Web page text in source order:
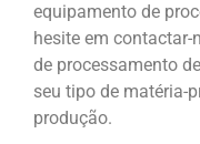
equipamento de
hesite em
de processamento
seu tipo de matéria-
produção.